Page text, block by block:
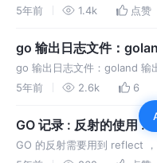
体进行放大缩小 2 个步骤，如
5年前 1.4k 点赞
go 输出日志文件：
go 输出日志文件：goland 输
多时候需要做日志去分析，所
~，希望能帮到大家。 关于
5年前 2.6k 6
GO 记录 : 反射的使用 :
段
GO 的反射需要用到 reflect